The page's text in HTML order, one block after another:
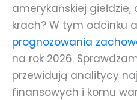
amerykańskiej
krach? W tym odcinku
prognozowania
na rok 2026.
przewidują analitycy
finansowych i komu